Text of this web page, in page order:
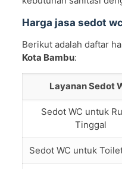
Harga jasa sedot
Berikut adalah daftar
Kota Bambu:
Layanan Sedot
Sedot WC untuk
Tinggal
Sedot WC untuk